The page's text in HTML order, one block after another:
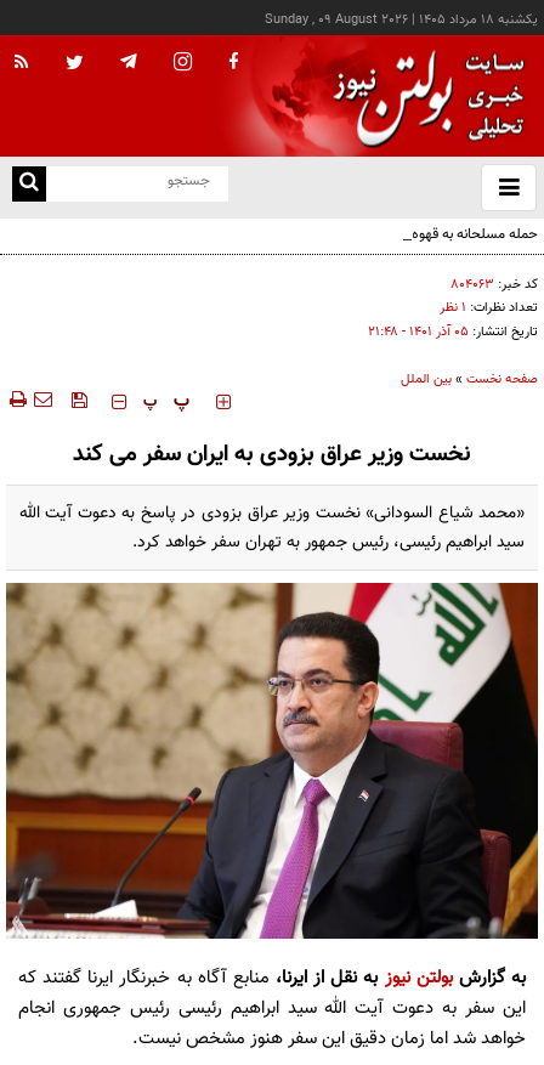
يکشنبه ۱۸ مرداد ۱۴۰۵ |
Sunday , 09 August 2026
باز
و
حمله مسلحانه به قهوه‌خانه‌ای در زاهدان؛ ۲ نفر جان باختند
کد خبر: ۸۰۴۰۶۳
تعداد نظرات: ۱ نظر
تاریخ انتشار: ۰۵ آذر ۱۴۰۱ - ۲۱:۴۸
صفحه نخست »بین الملل
‍‍‍ پ پ
نخست وزیر عراق بزودی به ایران سفر می کند
«محمد شیاع السودانی» نخست وزیر عراق بزودی در پاسخ به دعوت آیت الله
سید ابراهیم رئیسی، رئیس جمهور به تهران سفر خواهد کرد.
به گزارشبولتن نیوز به نقل از ایرنا، منابع آگاه به خبرنگار ایرنا گفتند که
این سفر به دعوت آیت الله سید ابراهیم رئیسی رئیس جمهوری انجام
خواهد شد اما زمان دقیق این سفر هنوز مشخص نیست.